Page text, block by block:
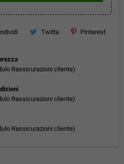
Twitta Pinterest
Rassicurazioni cliente)
Rassicurazioni cliente)
Rassicurazioni cliente)